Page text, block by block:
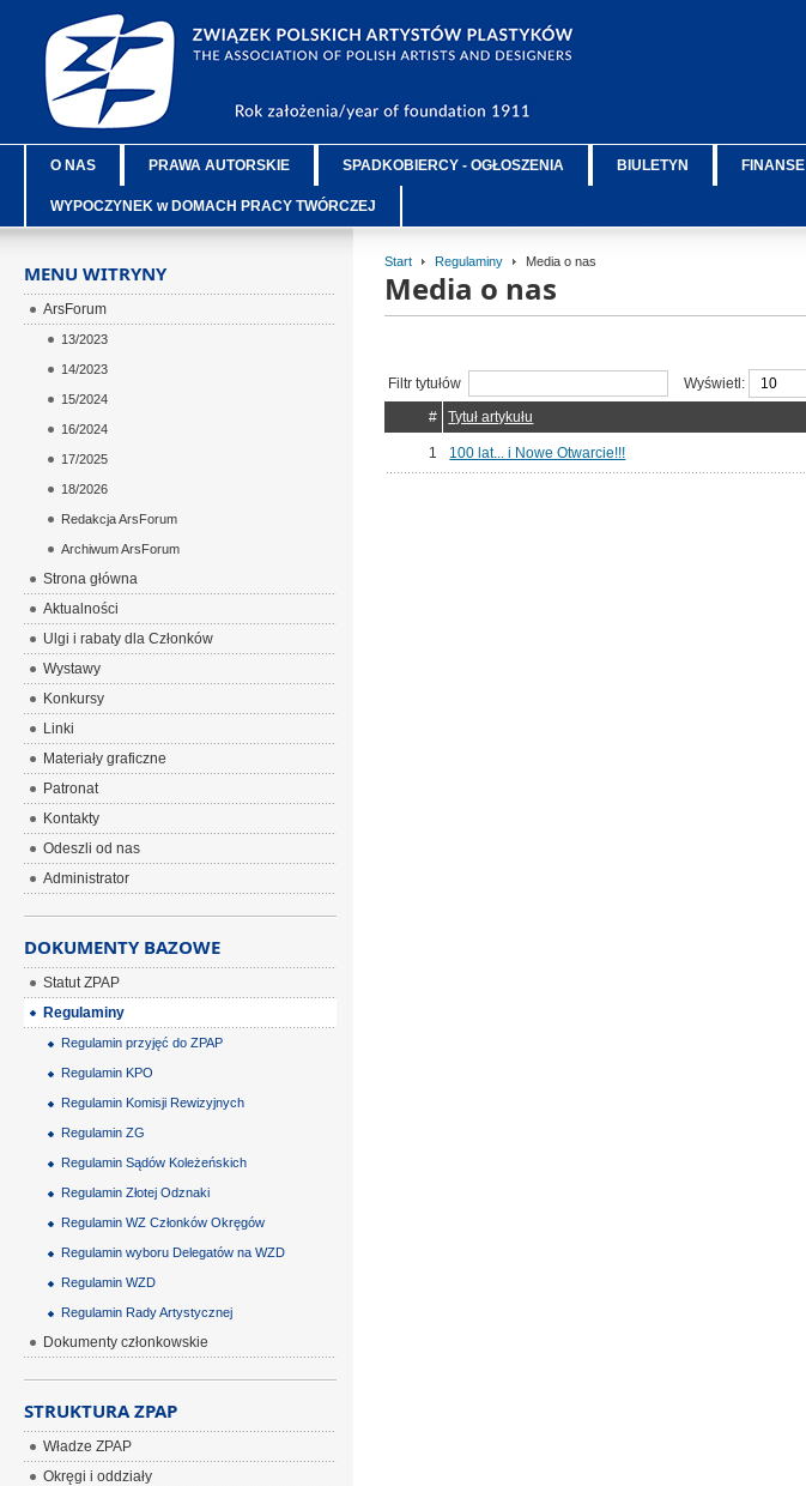
O NAS PRAWA AUTORSKIE SPADKOBIERCY - OGŁOSZENIA BIULETYN FINANSE
WYPOCZYNEK w DOMACH PRACY TWÓRCZEJ
Start Regulaminy Media o nas
Media o nas
Filtr tytułów
Wyświetl:
#
Tytuł artykułu
1 100 lat... i Nowe Otwarcie!!!
MENU WITRYNY
ArsForum
13/2023
14/2023
15/2024
16/2024
17/2025
18/2026
Redakcja ArsForum
Archiwum ArsForum
Strona główna
Aktualności
Ulgi i rabaty dla Członków
Wystawy
Konkursy
Linki
Materiały graficzne
Patronat
Kontakty
Odeszli od nas
Administrator
DOKUMENTY BAZOWE
Statut ZPAP
Regulaminy
Regulamin przyjęć do ZPAP
Regulamin KPO
Regulamin Komisji Rewizyjnych
Regulamin ZG
Regulamin Sądów Koleżeńskich
Regulamin Złotej Odznaki
Regulamin WZ Członków Okręgów
Regulamin wyboru Delegatów na WZD
Regulamin WZD
Regulamin Rady Artystycznej
Dokumenty członkowskie
STRUKTURA ZPAP
Władze ZPAP
Okręgi i oddziały